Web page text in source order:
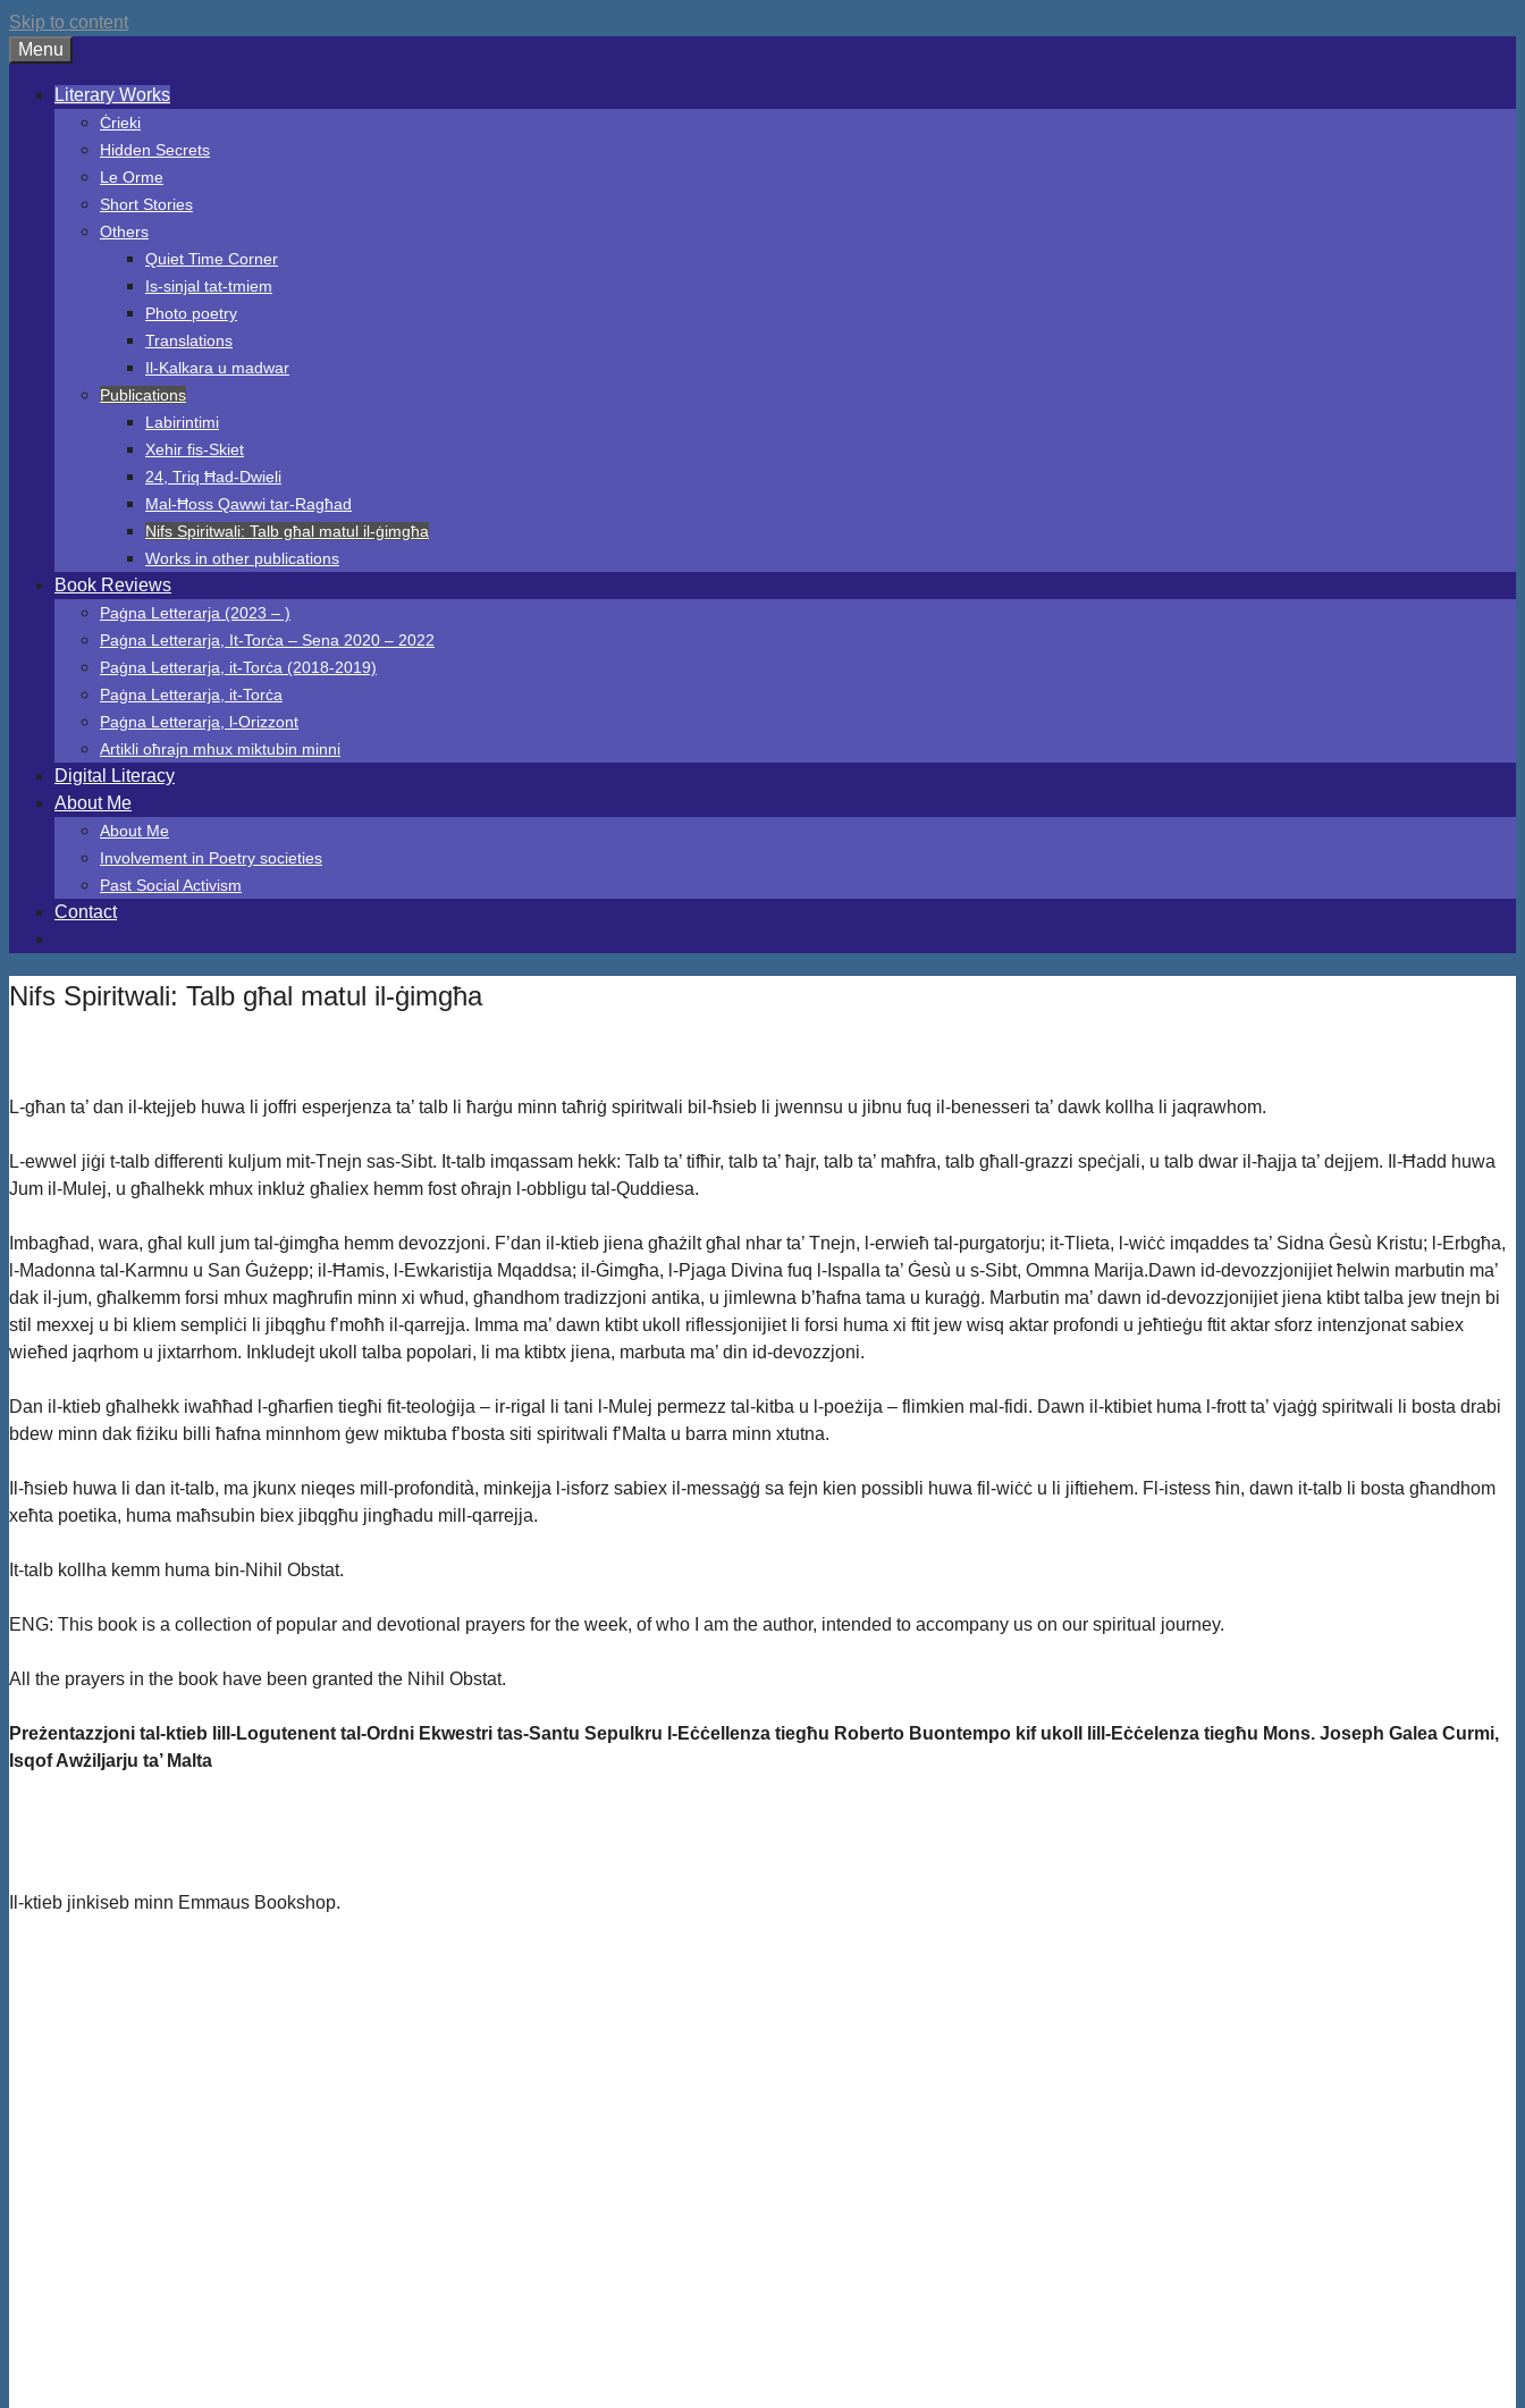
Skip to content
Menu
Literary Works
Ċrieki
Hidden Secrets
Le Orme
Short Stories
Others
Quiet Time Corner
Is-sinjal tat-tmiem
Photo poetry
Translations
Il-Kalkara u madwar
Publications
Labirintimi
Xehir fis-Skiet
24, Triq Ħad-Dwieli
Mal-Ħoss Qawwi tar-Ragħad
Nifs Spiritwali: Talb għal matul il-ġimgħa
Works in other publications
Book Reviews
Paġna Letterarja (2023 – )
Paġna Letterarja, It-Torċa – Sena 2020 – 2022
Paġna Letterarja, it-Torċa (2018-2019)
Paġna Letterarja, it-Torċa
Paġna Letterarja, l-Orizzont
Artikli oħrajn mhux miktubin minni
Digital Literacy
About Me
About Me
Involvement in Poetry societies
Past Social Activism
Contact
Nifs Spiritwali: Talb għal matul il-ġimgħa
L-għan ta’ dan il-ktejjeb huwa li joffri esperjenza ta’ talb li ħarġu minn taħriġ spiritwali bil-ħsieb li jwennsu u jibnu fuq il-benesseri ta’ dawk kollha li jaqrawhom.
L-ewwel jiġi t-talb differenti kuljum mit-Tnejn sas-Sibt. It-talb imqassam hekk: Talb ta’ tifħir, talb ta’ ħajr, talb ta’ maħfra, talb għall-grazzi speċjali, u talb dwar il-ħajja ta’ dejjem. Il-Ħadd huwa
Jum il-Mulej, u għalhekk mhux inkluż għaliex hemm fost oħrajn l-obbligu tal-Quddiesa.
Imbagħad, wara, għal kull jum tal-ġimgħa hemm devozzjoni. F’dan il-ktieb jiena għażilt għal nhar ta’ Tnejn, l-erwieħ tal-purgatorju; it-Tlieta, l-wiċċ imqaddes ta’ Sidna Ġesù Kristu; l-Erbgħa,
l-Madonna tal-Karmnu u San Ġużepp; il-Ħamis, l-Ewkaristija Mqaddsa; il-Ġimgħa, l-Pjaga Divina fuq l-Ispalla ta’ Ġesù u s-Sibt, Ommna Marija.Dawn id-devozzjonijiet ħelwin marbutin ma’
dak il-jum, għalkemm forsi mhux magħrufin minn xi wħud, għandhom tradizzjoni antika, u jimlewna b’ħafna tama u kuraġġ. Marbutin ma’ dawn id-devozzjonijiet jiena ktibt talba jew tnejn bi
stil mexxej u bi kliem sempliċi li jibqgħu f’moħħ il-qarrejja. Imma ma’ dawn ktibt ukoll riflessjonijiet li forsi huma xi ftit jew wisq aktar profondi u jeħtieġu ftit aktar sforz intenzjonat sabiex
wieħed jaqrhom u jixtarrhom. Inkludejt ukoll talba popolari, li ma ktibtx jiena, marbuta ma’ din id-devozzjoni.
Dan il-ktieb għalhekk iwaħħad l-għarfien tiegħi fit-teoloġija – ir-rigal li tani l-Mulej permezz tal-kitba u l-poeżija – flimkien mal-fidi. Dawn il-ktibiet huma l-frott ta’ vjaġġ spiritwali li bosta drabi
bdew minn dak fiżiku billi ħafna minnhom ġew miktuba f’bosta siti spiritwali f’Malta u barra minn xtutna.
Il-ħsieb huwa li dan it-talb, ma jkunx nieqes mill-profondità, minkejja l-isforz sabiex il-messaġġ sa fejn kien possibli huwa fil-wiċċ u li jiftiehem. Fl-istess ħin, dawn it-talb li bosta għandhom
xeħta poetika, huma maħsubin biex jibqgħu jingħadu mill-qarrejja.
It-talb kollha kemm huma bin-Nihil Obstat.
ENG: This book is a collection of popular and devotional prayers for the week, of who I am the author, intended to accompany us on our spiritual journey.
All the prayers in the book have been granted the Nihil Obstat.
Preżentazzjoni tal-ktieb lill-Logutenent tal-Ordni Ekwestri tas-Santu Sepulkru l-Eċċellenza tiegħu Roberto Buontempo kif ukoll lill-Eċċelenza tiegħu Mons. Joseph Galea Curmi,
Isqof Awżiljarju ta’ Malta
Il-ktieb jinkiseb minn Emmaus Bookshop.